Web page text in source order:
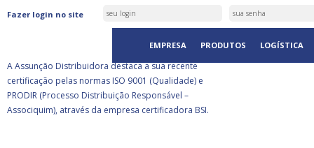
Fazer login no site
EMPRESA PRODUTOS LOGÍSTICA
ASSUNÇÃO DISTRIBUIDORA É
CERTIFICADA PELA BSI
A Assunção Distribuidora destaca a sua recente
certificação pelas normas ISO 9001 (Qualidade) e
PRODIR (Processo Distribuição Responsável –
Associquim), através da empresa certificadora BSI.